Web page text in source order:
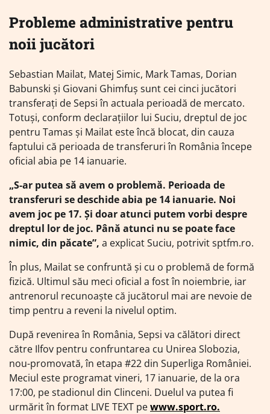
Probleme administrative pentru
noii jucători
Sebastian Mailat, Matej Simic, Mark Tamas, Dorian
Babunski și Giovani Ghimfuș sunt cei cinci jucători
transferați de Sepsi în actuala perioadă de mercato.
Totuși, conform declarațiilor lui Suciu, dreptul de joc
pentru Tamas și Mailat este încă blocat, din cauza
faptului că perioada de transferuri în România începe
oficial abia pe 14 ianuarie.
„S-ar putea să avem o problemă. Perioada de
transferuri se deschide abia pe 14 ianuarie. Noi
avem joc pe 17. Și doar atunci putem vorbi despre
dreptul lor de joc. Până atunci nu se poate face
nimic, din păcate”, a explicat Suciu, potrivit sptfm.ro.
În plus, Mailat se confruntă și cu o problemă de formă
fizică. Ultimul său meci oficial a fost în noiembrie, iar
antrenorul recunoaște că jucătorul mai are nevoie de
timp pentru a reveni la nivelul optim.
După revenirea în România, Sepsi va călători direct
către Ilfov pentru confruntarea cu Unirea Slobozia,
nou-promovată, în etapa #22 din Superliga României.
Meciul este programat vineri, 17 ianuarie, de la ora
17:00, pe stadionul din Clinceni. Duelul va putea fi
urmărit în format LIVE TEXT pewww.sport.ro.